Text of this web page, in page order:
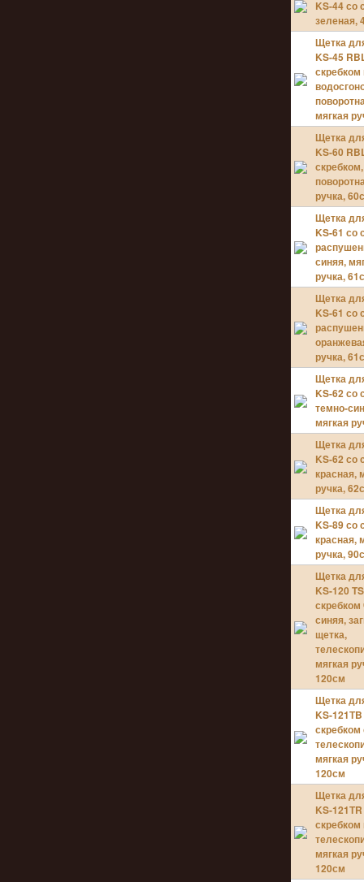
KS-44 со
зеленая,
Щетка
KS-45
скребком
мягкая
Щетка
KS-60
скребком,
ручка,
Щетка
KS-61 со
синяя,
ручка,
Щетка
KS-61 со
ручка,
Щетка
KS-62 со
темно-
мягкая
Щетка
KS-62 со
красная,
ручка,
Щетка
KS-89 со
красная,
ручка,
Щетка
KS-120
скребком
синяя,
щетка,
мягкая
120см
Щетка
KS-
скребком
мягкая
120см
Щетка
KS-
скребком
мягкая
120см